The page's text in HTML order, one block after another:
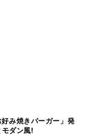
み焼きバーガー」発
ダン風!